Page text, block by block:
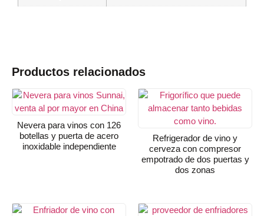
Productos relacionados
Nevera para vinos con 126
botellas y puerta de acero
inoxidable independiente
Refrigerador de vino y
cerveza con compresor
empotrado de dos puertas y
dos zonas